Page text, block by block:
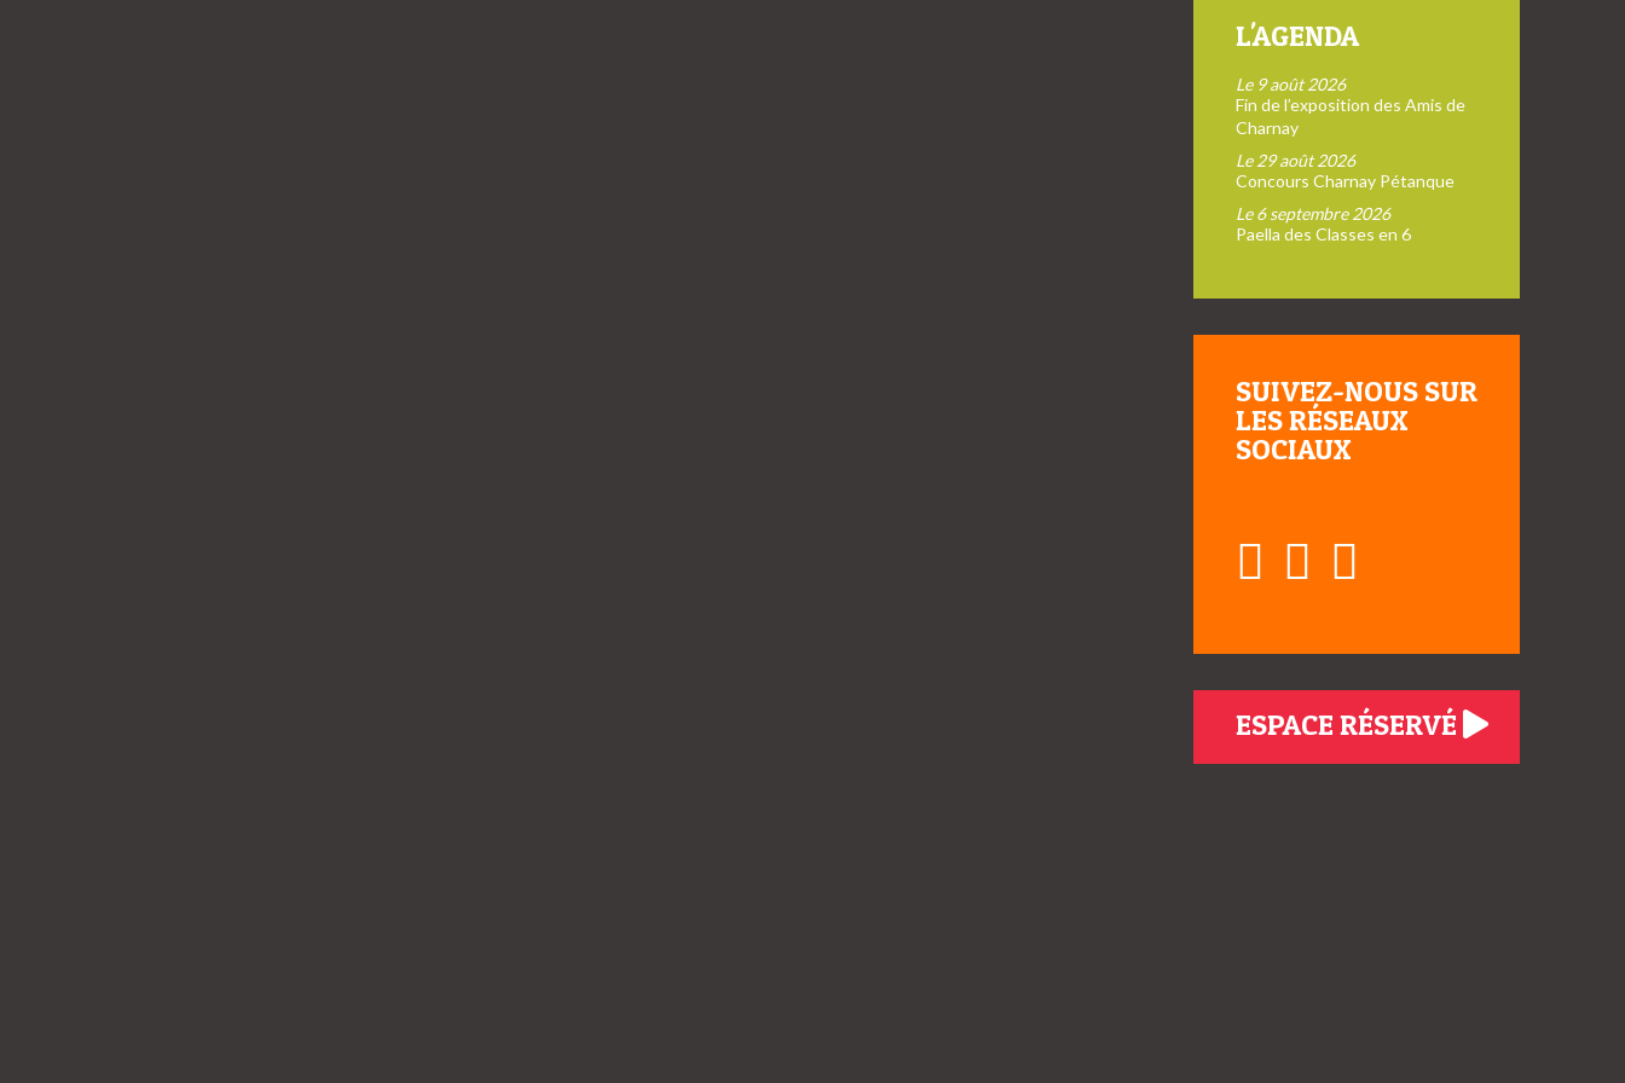
L'AGENDA
Le 9 août 2026
Fin de l’exposition des Amis de
Charnay
Le 29 août 2026
Concours Charnay Pétanque
Le 6 septembre 2026
Paella des Classes en 6
SUIVEZ-NOUS SUR
LES RÉSEAUX
SOCIAUX
ESPACE RÉSERVÉ